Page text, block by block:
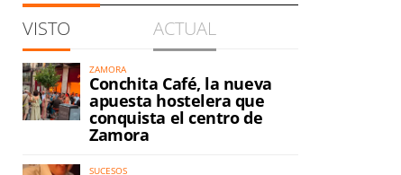
VISTO ACTUAL
ZAMORA
Conchita Café, la nueva
apuesta hostelera que
conquista el centro de
Zamora
SUCESOS